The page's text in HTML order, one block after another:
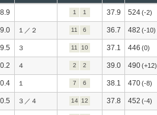
1 1 37.9 524(-2)
１／２ 11 6 36.7 482 (-10)
３ 11 10 37.1 446 (0)
４ 2 2 39.0 490(+12)
１ 7 6 38.1 470(-8)
３／４ 14 12 37.8 452 (-4)